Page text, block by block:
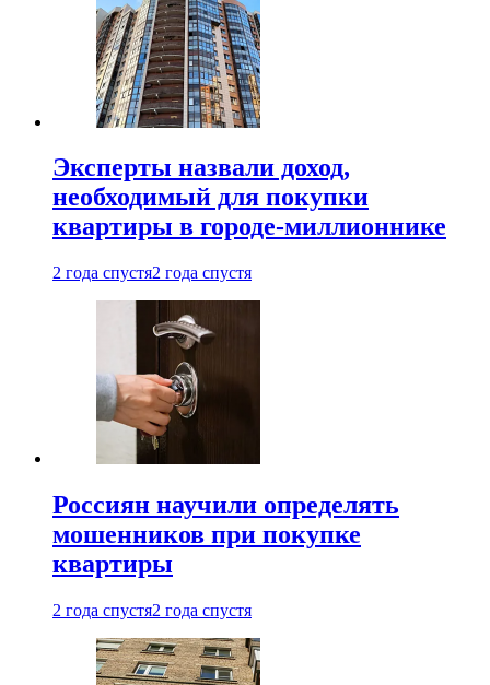
Эксперты назвали доход,
необходимый для покупки
квартиры в городе-миллионнике
2 года спустя2 года спустя
Россиян научили определять
мошенников при покупке
квартиры
2 года спустя2 года спустя